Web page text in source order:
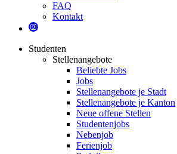
FAQ
Kontakt
Studenten
Stellenangebote
Beliebte Jobs
Jobs
Stellenangebote je Stadt
Stellenangebote je Kanton
Neue offene Stellen
Studentenjobs
Nebenjob
Ferienjob